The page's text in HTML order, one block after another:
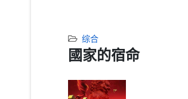
综合
國家的宿命